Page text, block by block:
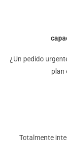
¿Un pedido
plan
Totalmente